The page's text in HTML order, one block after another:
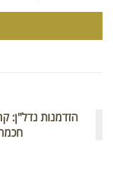
הזדמנות נדל"ן: